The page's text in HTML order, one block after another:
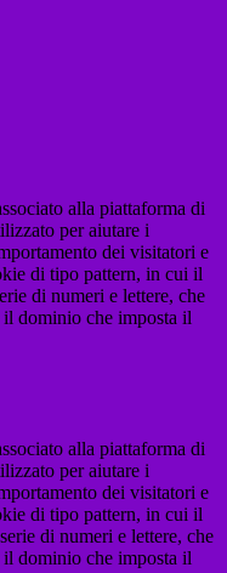
alla piattaforma di
per aiutare i
dei visitatori e
di tipo pattern, in cui il
di numeri e lettere, che
dominio che imposta il
alla piattaforma di
per aiutare i
dei visitatori e
di tipo pattern, in cui il
di numeri e lettere, che
dominio che imposta il